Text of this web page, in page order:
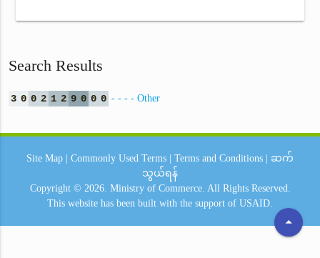
Search Results
3 0 0 2 1 2 9 0 0 0 - - - - Other
arrow_drop_up
Site Map Commonly Used Terms Terms and Conditions
ဆက်
သွယ်ရန်
Copyright © 2026. Ministry of Commerce. All Rights Reserved.
This website has been built with the support of USAID.